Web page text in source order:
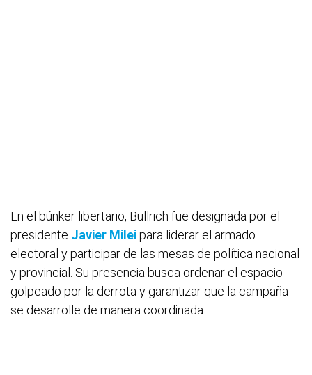
En el búnker libertario, Bullrich fue designada por el
presidente Javier Mileipara liderar el armado
electoral y participar de las mesas de política nacional
y provincial. Su presencia busca ordenar el espacio
golpeado por la derrota y garantizar que la campaña
se desarrolle de manera coordinada.